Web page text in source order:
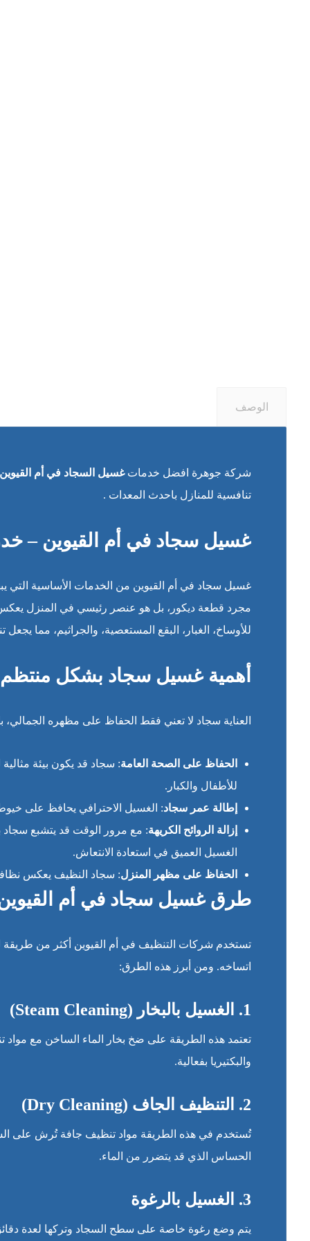
الوصف
شركة جوهرة افضل خدمات غسيل السجاد في أم القيوين
تنافسية للمنازل باحدث المعدات .
غسيل سجاد في أم القيوين –
غسيل سجاد في أم القيوين من الخدمات الأساسية التي
مجرد قطعة ديكور، بل هو عنصر رئيسي في المنزل يعكس
للأوساخ، الغبار، البقع المستعصية، والجراثيم، مما
أهمية غسيل سجاد بشكل منتظم
العناية سجاد لا تعني فقط الحفاظ على مظهره
الحفاظ على الصحة العامة: سجاد قد يكون بيئة
للأطفال والكبار.
إطالة عمر سجاد: الغسيل الاحترافي يحافظ على خيوط
إزالة الروائح الكريهة: مع مرور الوقت قد يتشبع سجاد
الغسيل العميق في استعادة الانتعاش.
الحفاظ على مظهر المنزل: سجاد النظيف يعكس نظافة
طرق غسيل سجاد في أم
تستخدم شركات التنظيف في أم القيوين أكثر من
اتساخه. ومن أبرز هذه الطرق:
1. الغسيل بالبخار (Steam Cleaning)
تعتمد هذه الطريقة على ضخ بخار الماء الساخن مع مواد
والبكتيريا بفعالية.
2. التنظيف الجاف (Dry Cleaning)
تُستخدم في هذه الطريقة مواد تنظيف جافة تُرش على
الحساس الذي قد يتضرر من الماء.
3. الغسيل بالرغوة
يتم وضع رغوة خاصة على سطح السجاد وتركها لعدة